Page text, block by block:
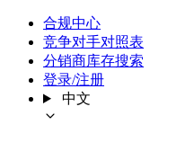
合规中心
竞争对手对照表
分销商库存搜索
登录/注册
中文